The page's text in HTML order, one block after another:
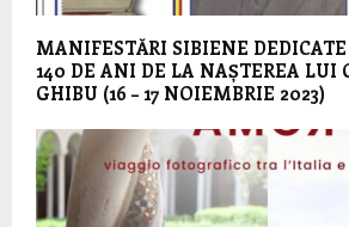
MANIFESTĂRI SIBIENE
140 DE ANI DE LA NAȘTEREA LUI
GHIBU (16 – 17 NOIEMBRIE 2023)